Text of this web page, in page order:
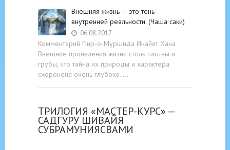
Внешняя жизнь — это тень
внутренней реальности. (Чаша саки)
06.08.2017
Комментарий Пир-о-Муршида Инайят Хана
Внешние проявления жизни столь плотны и
грубы, что тайна их природы и характера
схоронена очень глубоко. …
ТРИЛОГИЯ «МАСТЕР-КУРС» —
САДГУРУ ШИВАЙЯ
СУБРАМУНИЯСВАМИ